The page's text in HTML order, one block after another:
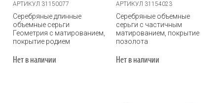
АРТИКУЛ 31150077
Серебряные длинные
объемные серьги
Геометрия с матированием,
покрытие родием
Нет в наличии
АРТИКУЛ 31154023
Серебряные объемные
серьги с частичным
матированием, покрытие
позолота
Нет в наличии